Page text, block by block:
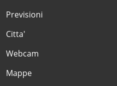
Previsioni
Citta'
Webcam
Mappe